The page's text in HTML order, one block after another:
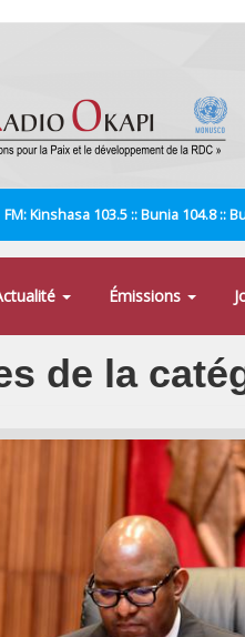
FM: Kinshasa 103.5 :: Bunia 104.8 ::
Émissions
de la